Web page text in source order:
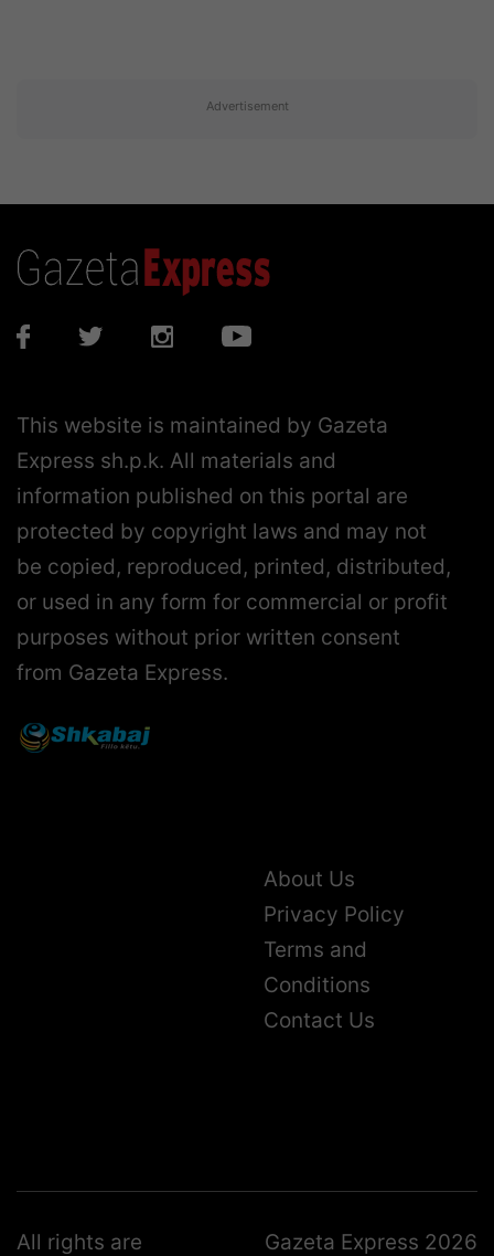
Advertisement
This website is maintained by Gazeta
Express sh.p.k. All materials and
information published on this portal are
protected by copyright laws and may not
be copied, reproduced, printed, distributed,
or used in any form for commercial or profit
purposes without prior written consent
from Gazeta Express.
About Us
Privacy Policy
Terms and
Conditions
Contact Us
All rights are Gazeta Express 2026